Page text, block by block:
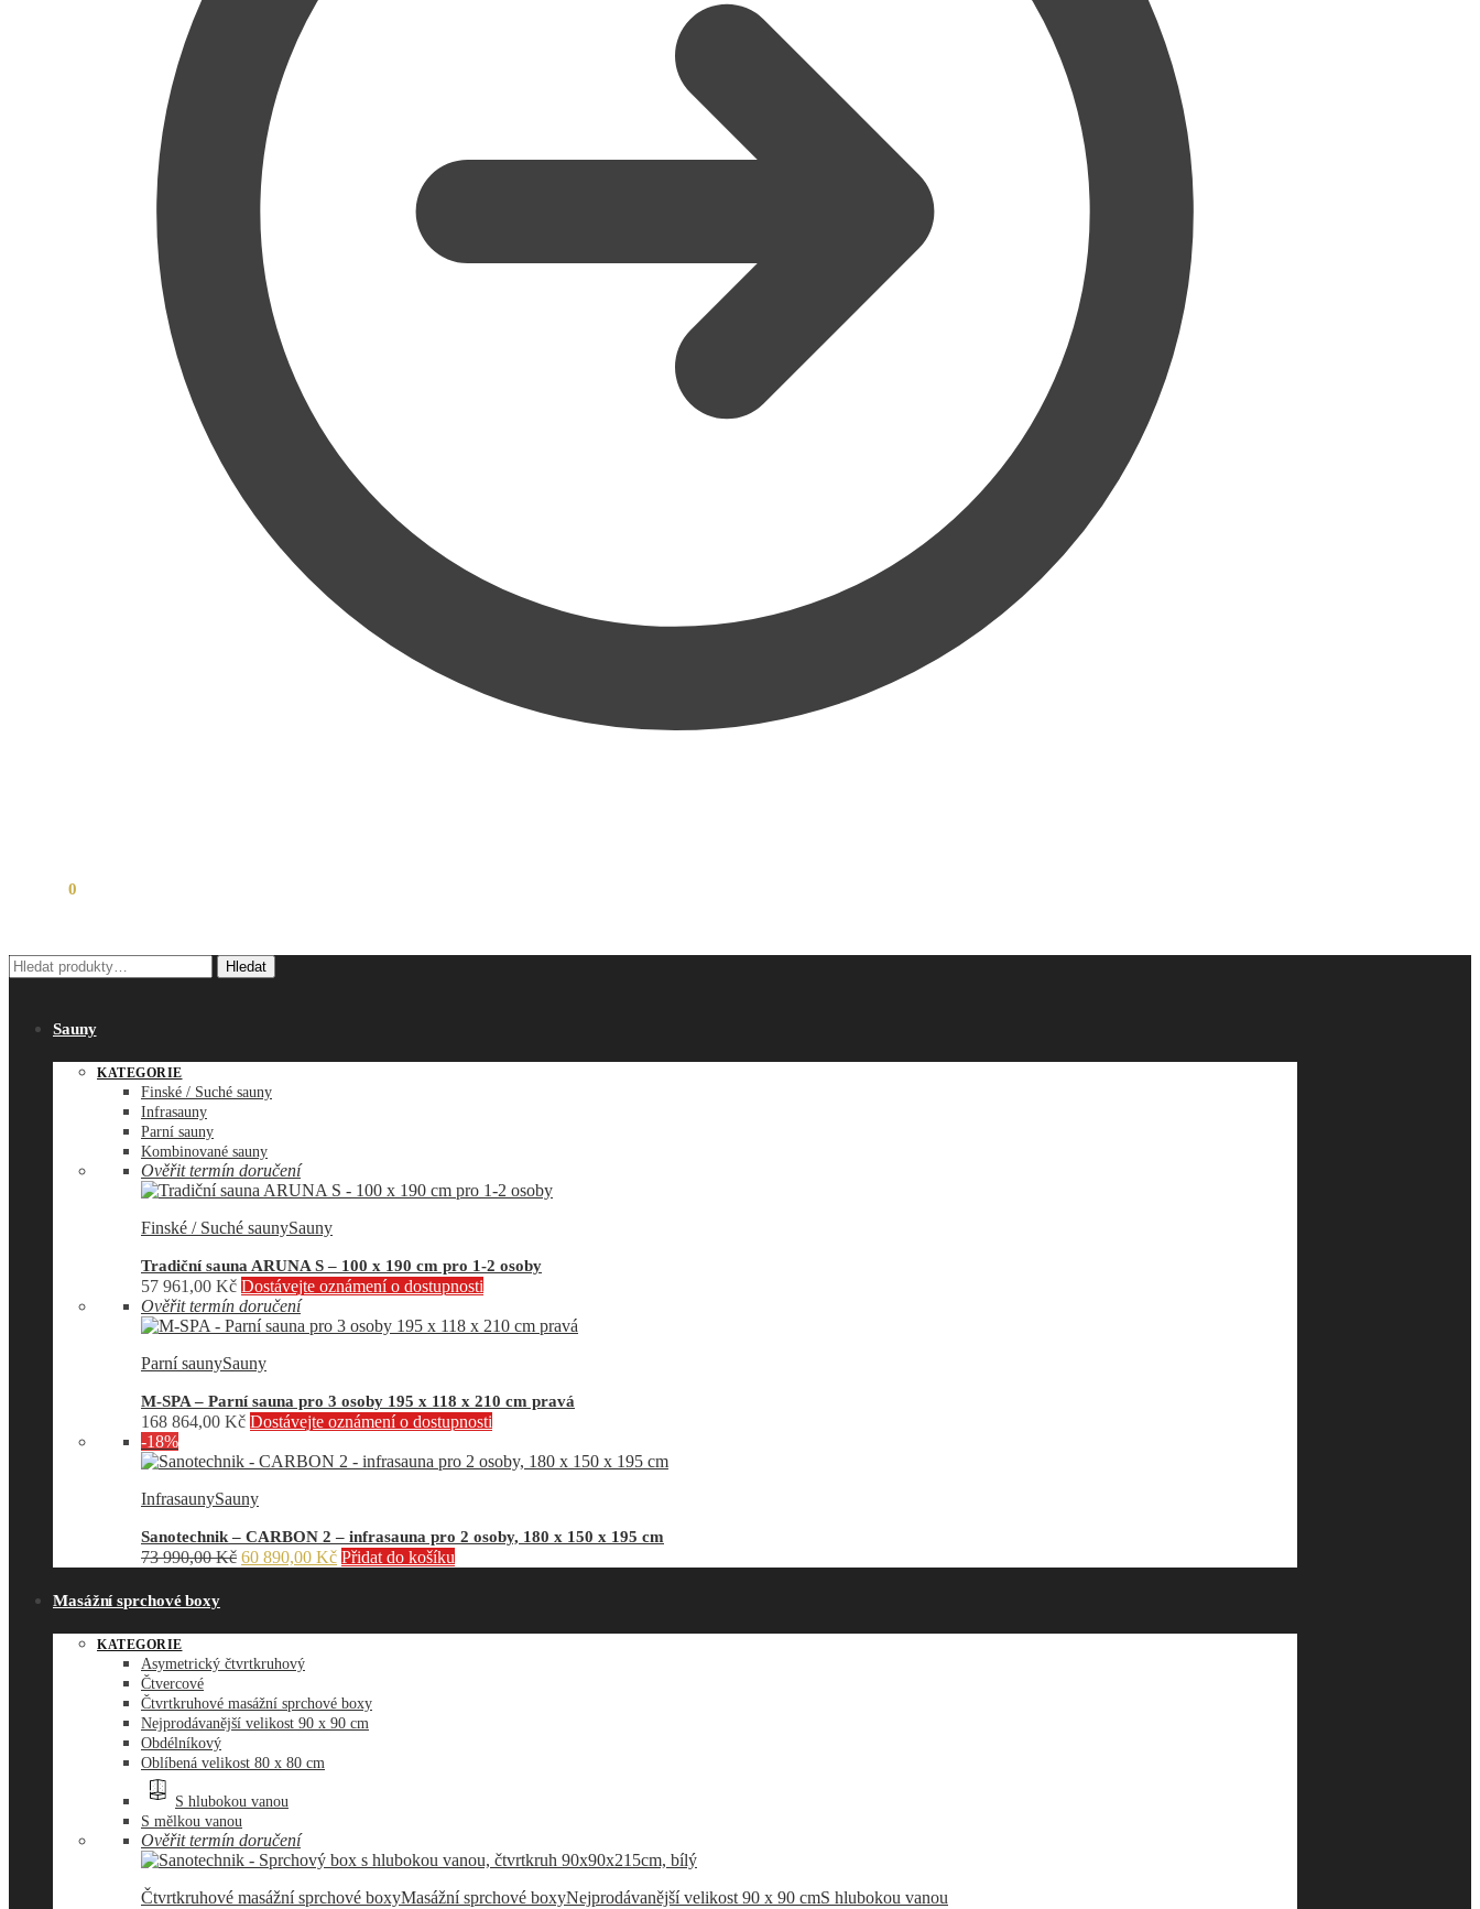
0
Hledat: Hledat
Sauny
KATEGORIE
Finské / Suché sauny
Infrasauny
Parní sauny
Kombinované sauny
Ověřit termín doručení
Finské / Suché saunySauny
Tradiční sauna ARUNA S – 100 x 190 cm pro 1-2 osoby
57 961,00 Kč Dostávejte oznámení o dostupnosti
Ověřit termín doručení
Parní saunySauny
M-SPA – Parní sauna pro 3 osoby 195 x 118 x 210 cm pravá
168 864,00 Kč Dostávejte oznámení o dostupnosti
-18%
InfrasaunySauny
Sanotechnik – CARBON 2 – infrasauna pro 2 osoby, 180 x 150 x 195 cm
73 990,00Kč Původní
990,00 Kč.
60 890,00 KčAktuální
890,00 Kč.
Přidat do košíku
Masážní sprchové boxy
KATEGORIE
Asymetrický čtvrtkruhový
Čtvercové
Čtvrtkruhové masážní sprchové boxy
Nejprodávanější velikost 90 x 90 cm
Obdélníkový
Oblíbená velikost 80 x 80 cm
S hlubokou vanou
S mělkou vanou
Ověřit termín doručení
Čtvrtkruhové masážní sprchové boxyMasážní sprchové boxyNejprodávanější velikost 90 x 90 cmS hlubokou vanou